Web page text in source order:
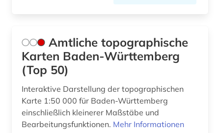
Amtliche topographische
Karten Baden-Württemberg
(Top 50)
Interaktive Darstellung der topographischen
Karte 1:50 000 für Baden-Württemberg
einschließlich kleinerer Maßstäbe und
Bearbeitungsfunktionen. Mehr Informationen